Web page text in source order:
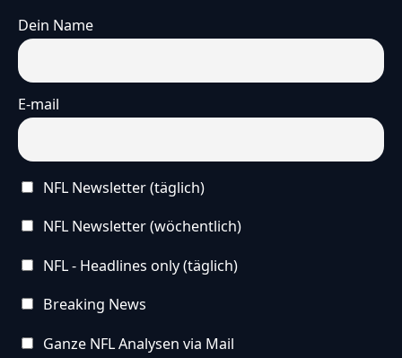
Dein Name
E-mail
NFL Newsletter (täglich)
NFL Newsletter (wöchentlich)
NFL - Headlines only (täglich)
Breaking News
Ganze NFL Analysen via Mail